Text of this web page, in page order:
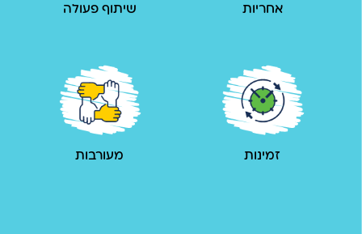
אחריות שיתוף פעולה
זמינות מעורבות